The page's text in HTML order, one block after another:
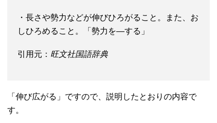
・長さや勢力などが伸びひろがること。また、お
しひろめること。「勢力を―する」
引用元： 旺文社国語辞典
「伸び広がる」ですので、説明したとおりの内容で
す。